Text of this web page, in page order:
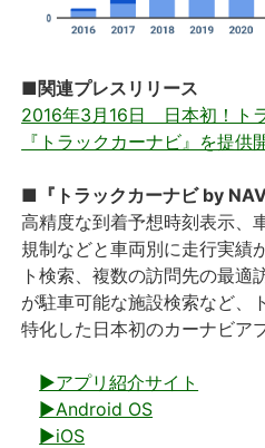
■関連プレスリリース
2016年3月16日 日本初！ト
『トラックカーナビ』を提供
■『トラックカーナビ by
高精度な到着予想時刻表示、
規制などと車両別に走行実績
ト検索、複数の訪問先の最適
が駐車可能な施設検索など、
特化した日本初のカーナビア
▶アプリ紹介サイト
▶Android OS
▶iOS